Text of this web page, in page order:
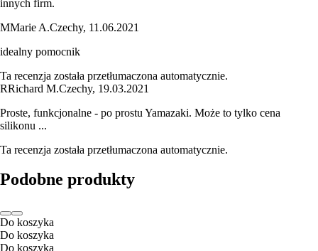
innych firm.
MMarie A.Czechy, 11.06.2021
idealny pomocnik
Ta recenzja została przetłumaczona automatycznie.
RRichard M.Czechy, 19.03.2021
Proste, funkcjonalne - po prostu Yamazaki. Może to tylko cena
silikonu ...
Ta recenzja została przetłumaczona automatycznie.
Podobne produkty
Do koszyka
Do koszyka
Do koszyka